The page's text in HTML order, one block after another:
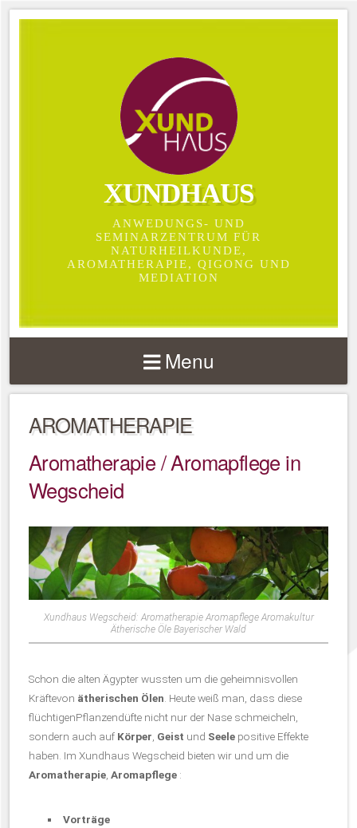
XUNDHAUS
ANWEDUNGS- UND
SEMINARZENTRUM FÜR
NATURHEILKUNDE,
AROMATHERAPIE, QIGONG UND
MEDIATION
Menu
AROMATHERAPIE
Aromatherapie / Aromapflege in
Wegscheid
Xundhaus Wegscheid: Aromatherapie Aromapflege Aromakultur
Ätherische Öle Bayerischer Wald
Schon die alten Ägypter wussten um die geheimnisvollen
Kräftevon ätherischen Ölen. Heute weiß man, dass diese
flüchtigenPflanzendüfte nicht nur der Nase schmeicheln,
sondern auch auf Körper, Geist und Seele positive Effekte
haben. Im Xundhaus Wegscheid bieten wir und um die
Aromatherapie, Aromapflege :
Vorträge